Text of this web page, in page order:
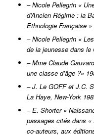
– Nicole Pellegrin «
d’Ancien Régime : la
Ethnologie Française
– Nicole Pellegrin «
de la jeunesse dans
– Mme Claude
une classe d’âge ?»
– J. Le GOFF et J.C.
La Haye, New-York
– E. Shorter «
passages cités dans «
co-auteurs, aux